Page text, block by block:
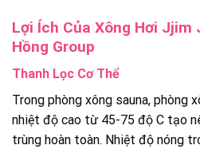
Lợi Ích Của Xông Hơi Jjim
Hồng Group
Thanh Lọc Cơ Thể
Trong phòng xông sauna, phòng
nhiệt độ cao từ 45-75 độ C tạo
trùng hoàn toàn. Nhiệt độ nóng